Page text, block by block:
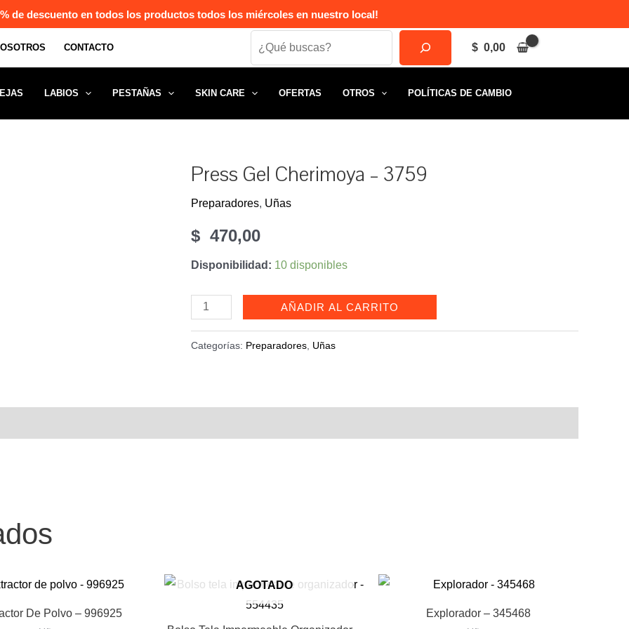
de descuento en todos los productos todos los miércoles en nuestro local!
CONTACTO
Search
$ 0,00
LABIOS PESTAÑAS SKIN CARE OFERTAS OTROS POLÍTICAS DE CAMBIO
Press Gel Cherimoya – 3759
Preparadores, Uñas
$ 470,00
Disponibilidad: 10 disponibles
Press
Cherimoya
cantidad
AÑADIR AL CARRITO
Categorías: Preparadores Uñas
De Polvo – 996925
AGOTADO
Explorador – 345468